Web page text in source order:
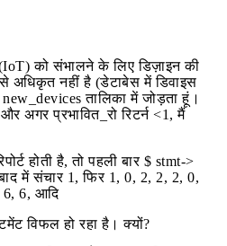
(IoT) को संभालने के लिए डिज़ाइन की
अधिकृत नहीं है (डेटाबेस में डिवाइस
तालिका में जोड़ता हूं।
अगर प्रभावित_रो रिटर्न <1, मैं
होती है, तो पहली बार $ stmt->
में संचार 1, फिर 1, 0, 2, 2, 2, 0,
6, 6, आदि
विफल हो रहा है। क्यों?